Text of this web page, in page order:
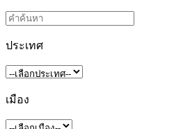
ประเทศ
เมือง